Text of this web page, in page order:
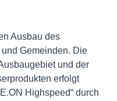
Ausbau des
Gemeinden. Die
und der
erfolgt
Highspeed“ durch